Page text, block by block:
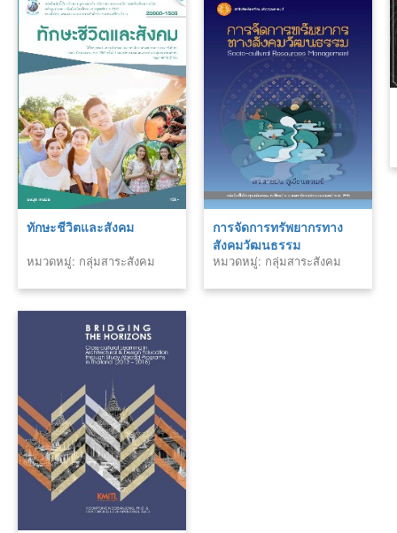
ทักษะชีวิตและสังคม
หมวดหมู่: กลุ่มสาระสังคม
การจัดการทรัพยากรทาง
สังคมวัฒนธรรม
หมวดหมู่: กลุ่มสาระสังคม